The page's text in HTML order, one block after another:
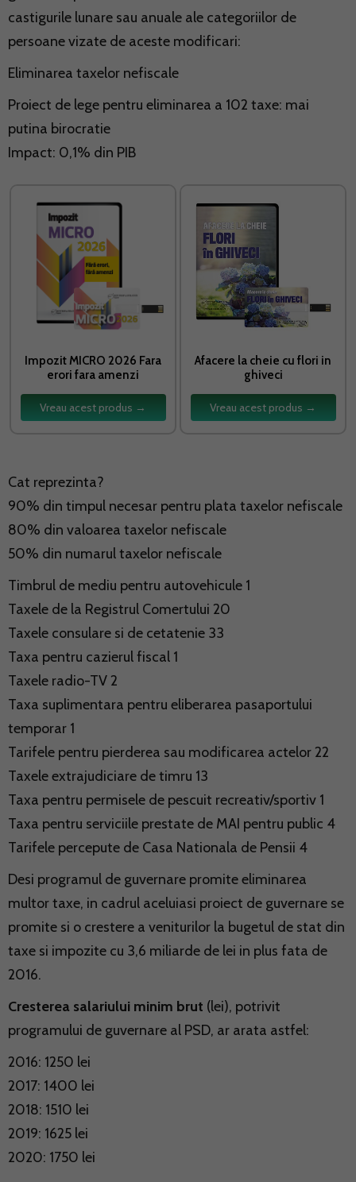
castigurile lunare sau anuale ale categoriilor de
persoane vizate de aceste modificari:
Eliminarea taxelor nefiscale
Proiect de lege pentru eliminarea a 102 taxe: mai
putina birocratie
Impact: 0,1% din PIB
Impozit MICRO 2026 Fara
erori fara amenzi
Vreau acest produs →
Afacere la cheie cu flori in
ghiveci
Vreau acest produs →
Cat reprezinta?
90% din timpul necesar pentru plata taxelor nefiscale
80% din valoarea taxelor nefiscale
50% din numarul taxelor nefiscale
Timbrul de mediu pentru autovehicule 1
Taxele de la Registrul Comertului 20
Taxele consulare si de cetatenie 33
Taxa pentru cazierul fiscal 1
Taxele radio-TV 2
Taxa suplimentara pentru eliberarea pasaportului
temporar 1
Tarifele pentru pierderea sau modificarea actelor 22
Taxele extrajudiciare de timru 13
Taxa pentru permisele de pescuit recreativ/sportiv 1
Taxa pentru serviciile prestate de MAI pentru public 4
Tarifele percepute de Casa Nationala de Pensii 4
Desi programul de guvernare promite eliminarea
multor taxe, in cadrul aceluiasi proiect de guvernare se
promite si o crestere a veniturilor la bugetul de stat din
taxe si impozite cu 3,6 miliarde de lei in plus fata de
2016.
Cresterea salariului minim brut (lei), potrivit
programului de guvernare al PSD, ar arata astfel:
2016: 1250 lei
2017: 1400 lei
2018: 1510 lei
2019: 1625 lei
2020: 1750 lei